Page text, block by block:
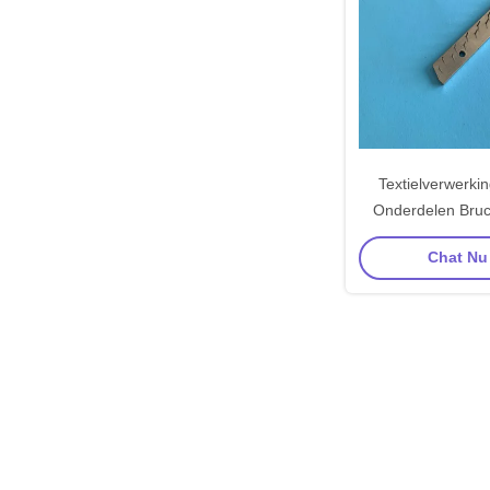
Onderdelen
Naald Plaat
Koper SS304
Chat